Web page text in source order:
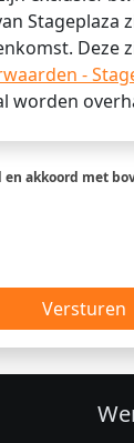
Stageplaza
Deze
-
worden
akkoord met
Versturen